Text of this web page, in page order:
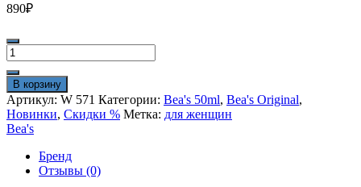
890₽
Количество
товара
Beas
Dior
Joy
50ml
for
women
В корзину
Артикул: W 571 Категории: Bea's 50ml, Bea's Original,
Новинки, Скидки % Метка: для женщин
Bea's
Бренд
Отзывы (0)